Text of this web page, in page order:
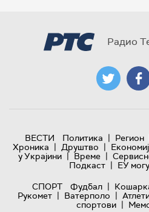
Радио
ВЕСТИ Политика | Регион
Хроника | Друштво |
у Украјини | Време |
Подкаст | ЕУ
СПОРТ
Фудбал |
Рукомет | Ватерполо |
спортови |